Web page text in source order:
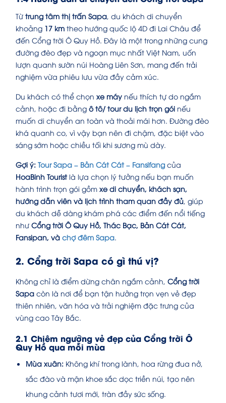
Từ trung tâm thị trấn Sapa , du khách di chuyển
khoảng 17 km theo hướng quốc lộ 4D đi Lai Châu để
đến Cổng trời Ô Quy Hồ. Đây là một trong những cung
đường đèo đẹp và ngoạn mục nhất Việt Nam, uốn
lượn quanh sườn núi Hoàng Liên Sơn, mang đến trải
nghiệm vừa phiêu lưu vừa đầy cảm xúc.
Du khách có thể chọn xe máy nếu thích tự do ngắm
cảnh, hoặc đi bằng ô tô/ tour du lịch trọn gói nếu
muốn di chuyển an toàn và thoải mái hơn. Đường đèo
khá quanh co, vì vậy bạn nên đi chậm, đặc biệt vào
sáng sớm hoặc chiều tối khi sương mù dày.
Gợi ý: Tour Sapa – Bản Cát Cát – Fansifang của
HoaBinh Touristlà lựa chọn lý tưởng nếu bạn muốn
hành trình trọn gói gồm xe di chuyển, khách sạn,
hướng dẫn viên và lịch trình tham quan đầy đủ , giúp
du khách dễ dàng khám phá các điểm đến nổi tiếng
như Cổng trời Ô Quy Hồ, Thác Bạc, Bản Cát Cát,
Fansipan, và chợ đêm Sapa
2. Cổng trời Sapa có gì thú vị?
Không chỉ là điểm dừng chân ngắm cảnh, Cổng trời
Sapa còn là nơi để bạn tận hưởng trọn vẹn vẻ đẹp
thiên nhiên, văn hóa và trải nghiệm đặc trưng của
vùng cao Tây Bắc.
2.1 Chiêm ngưỡng vẻ đẹp của Cổng trời Ô
Quy Hồ qua mỗi mùa
Mùa xuân: Không khí trong lành, hoa rừng đua nở,
sắc đào và mận khoe sắc dọc triền núi, tạo nên
khung cảnh tươi mới, tràn đầy sức sống.